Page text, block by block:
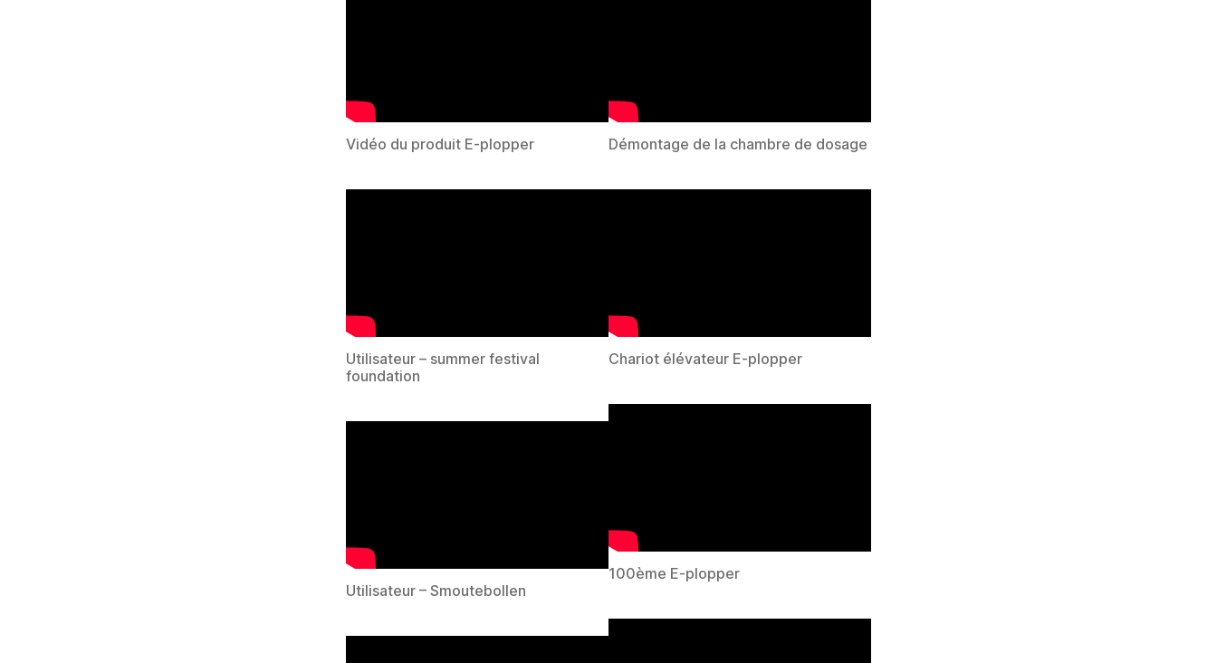
Vidéo du produit E-plopper
Utilisateur – summer festival
foundation
Utilisateur – Smoutebollen
Démontage de la chambre de dosage
Chariot élévateur E-plopper
100ème E-plopper